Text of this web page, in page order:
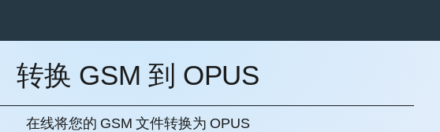
转换 GSM 到 OPUS
在线将您的 GSM 文件转换为 OPUS